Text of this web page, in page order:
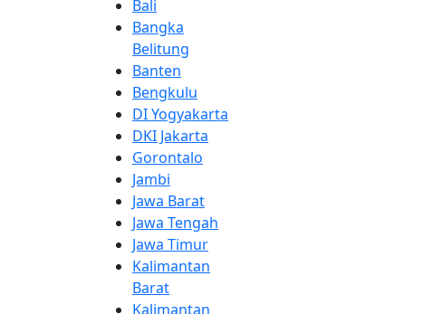
Bali
Bangka
Belitung
Banten
Bengkulu
DI Yogyakarta
DKI Jakarta
Gorontalo
Jambi
Jawa Barat
Jawa Tengah
Jawa Timur
Kalimantan
Barat
Kalimantan